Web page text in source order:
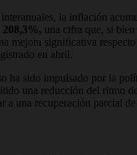
la inflación
208,3%, una cifra que, si
mejora significativa
en abril.
ha sido impulsado por la
una reducción del ritmo
a una recuperación parcial